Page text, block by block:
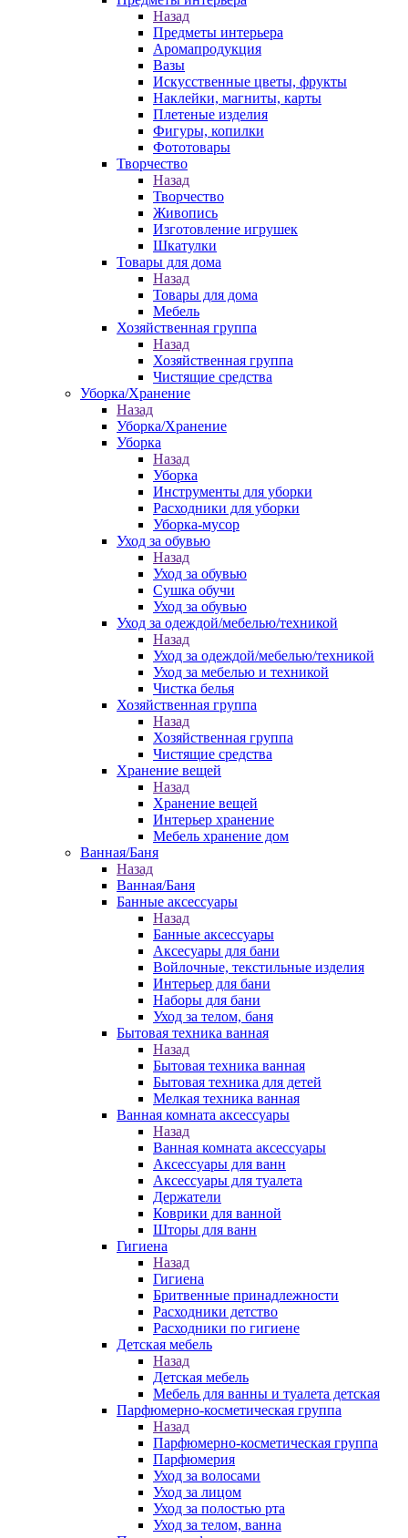
Назад
Предметы интерьера
Аромапродукция
Вазы
Искусственные цветы, фрукты
Наклейки, магниты, карты
Плетеные изделия
Фигуры, копилки
Фототовары
Творчество
Назад
Творчество
Живопись
Изготовление игрушек
Шкатулки
Товары для дома
Назад
Товары для дома
Мебель
Хозяйственная группа
Назад
Хозяйственная группа
Чистящие средства
Уборка/Хранение
Назад
Уборка/Хранение
Уборка
Назад
Уборка
Инструменты для уборки
Расходники для уборки
Уборка-мусор
Уход за обувью
Назад
Уход за обувью
Сушка обучи
Уход за обувью
Уход за одеждой/мебелью/техникой
Назад
Уход за одеждой/мебелью/техникой
Уход за мебелью и техникой
Чистка белья
Хозяйственная группа
Назад
Хозяйственная группа
Чистящие средства
Хранение вещей
Назад
Хранение вещей
Интерьер хранение
Мебель хранение дом
Ванная/Баня
Назад
Ванная/Баня
Банные аксессуары
Назад
Банные аксессуары
Аксесуары для бани
Войлочные, текстильные изделия
Интерьер для бани
Наборы для бани
Уход за телом, баня
Бытовая техника ванная
Назад
Бытовая техника ванная
Бытовая техника для детей
Мелкая техника ванная
Ванная комната аксессуары
Назад
Ванная комната аксессуары
Аксессуары для ванн
Аксессуары для туалета
Держатели
Коврики для ванной
Шторы для ванн
Гигиена
Назад
Гигиена
Бритвенные принадлежности
Расходники детство
Расходники по гигиене
Детская мебель
Назад
Детская мебель
Мебель для ванны и туалета детская
Парфюмерно-косметическая группа
Назад
Парфюмерно-косметическая группа
Парфюмерия
Уход за волосами
Уход за лицом
Уход за полостью рта
Уход за телом, ванна